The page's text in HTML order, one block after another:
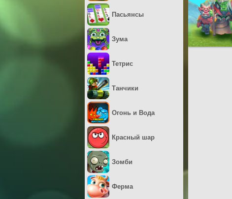
Пасьянсы
Зума
Тетрис
Танчики
Огонь и Вода
Красный шар
Зомби
Ферма